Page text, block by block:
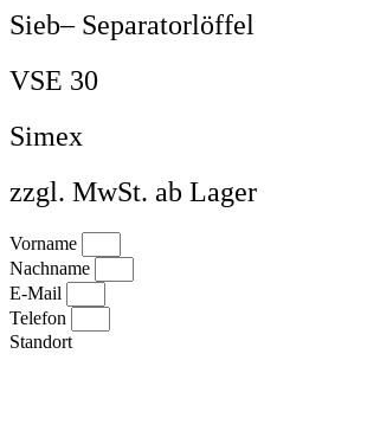
Sieb– Separatorlöffel
VSE 30
Simex
zzgl. MwSt. ab Lager
Vorname
Nachname
E-Mail
Telefon
Standort